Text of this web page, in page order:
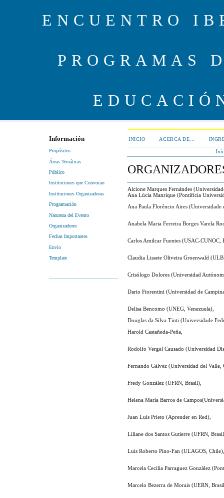
ENCUENTRO
PROGRAMAS
Información
Propósitos
Áreas Temáticas
Público
Instituciones que Convocan
Instituciones Organizadoras
Programación
Natureza del Evento
Organizadores
Fechas Importantes
Envío
Template
INICIO ACERCA DE...
Alcione Marques Fernándes
Ana Lúcia Manrique (Pontifícia
Ana Paula Florêncio Aires
Anabela Maria Ferreira Borges Varela
Carlos Amilcar Fuentes (USAC-CUNOC,
Claudia Lissete Oliveira Groenwald
Crisólogo Dolores (Universidad
Dario Fiorentini (Universidad de
Delisa Bencomo (UNEG, Venezuela),
Douglas da Silva Tinti (Universidade
Harold Castañeda-Peña,
Rodolfo Vergel Causado (Universidad
Fernando Gálvez (Universidad del Valle,
Fredy González (UFRN, Brasil),
Helena Maria Barros de
Juan Luis Prieto (Aprender en Red),
Liliane dos Santos Gutierre (UFRN,
Luis Roberto Pino-Fan (ULAGOS, Chile),
Marcela Cecilia Parraguez González
Marcelo Bezerra de Morais (UERN,